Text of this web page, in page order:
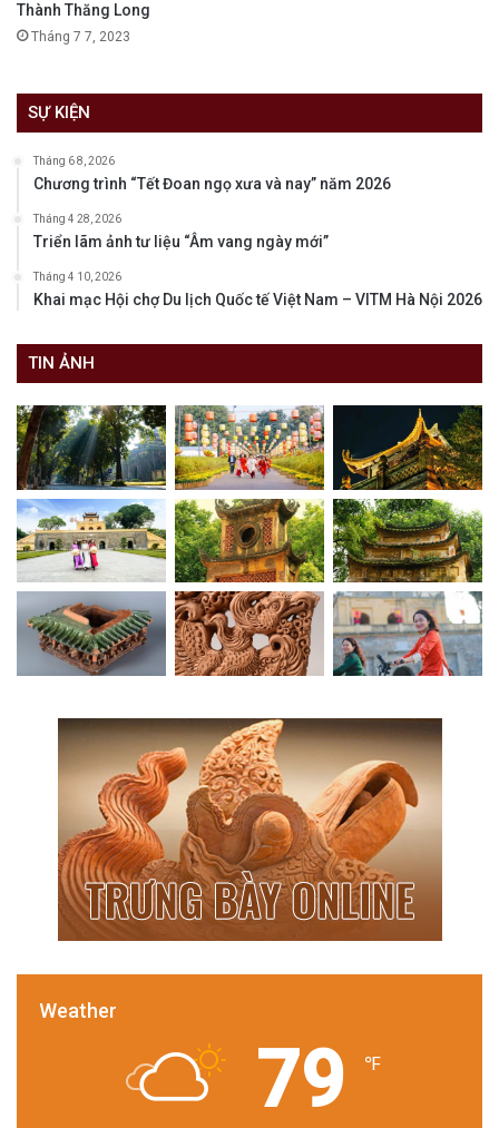
Thành Thăng Long
Tháng 7 7, 2023
SỰ KIỆN
Tháng 6 8, 2026
Chương trình “Tết Đoan ngọ xưa và nay” năm 2026
Tháng 4 28, 2026
Triển lãm ảnh tư liệu “Âm vang ngày mới”
Tháng 4 10, 2026
Khai mạc Hội chợ Du lịch Quốc tế Việt Nam – VITM Hà Nội 2026
TIN ẢNH
Weather
79 ℉